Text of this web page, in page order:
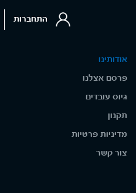
אודותינו
פרסם אצלנו
גיוס עובדים
תקנון
מדיניות פרטיות
צור קשר